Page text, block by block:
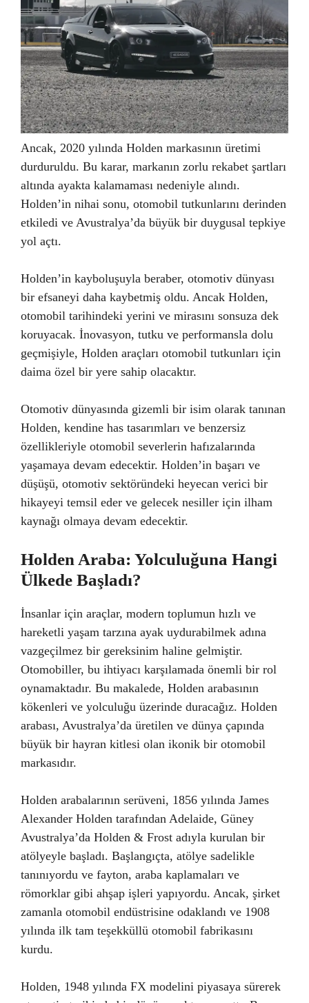
Ancak, 2020 yılında Holden markasının üretimi
durduruldu. Bu karar, markanın zorlu rekabet şartları
altında ayakta kalamaması nedeniyle alındı.
Holden’in nihai sonu, otomobil tutkunlarını derinden
etkiledi ve Avustralya’da büyük bir duygusal tepkiye
yol açtı.
Holden’in kayboluşuyla beraber, otomotiv dünyası
bir efsaneyi daha kaybetmiş oldu. Ancak Holden,
otomobil tarihindeki yerini ve mirasını sonsuza dek
koruyacak. İnovasyon, tutku ve performansla dolu
geçmişiyle, Holden araçları otomobil tutkunları için
daima özel bir yere sahip olacaktır.
Otomotiv dünyasında gizemli bir isim olarak tanınan
Holden, kendine has tasarımları ve benzersiz
özellikleriyle otomobil severlerin hafızalarında
yaşamaya devam edecektir. Holden’in başarı ve
düşüşü, otomotiv sektöründeki heyecan verici bir
hikayeyi temsil eder ve gelecek nesiller için ilham
kaynağı olmaya devam edecektir.
Holden Araba: Yolculuğuna Hangi
Ülkede Başladı?
İnsanlar için araçlar, modern toplumun hızlı ve
hareketli yaşam tarzına ayak uydurabilmek adına
vazgeçilmez bir gereksinim haline gelmiştir.
Otomobiller, bu ihtiyacı karşılamada önemli bir rol
oynamaktadır. Bu makalede, Holden arabasının
kökenleri ve yolculuğu üzerinde duracağız. Holden
arabası, Avustralya’da üretilen ve dünya çapında
büyük bir hayran kitlesi olan ikonik bir otomobil
markasıdır.
Holden arabalarının serüveni, 1856 yılında James
Alexander Holden tarafından Adelaide, Güney
Avustralya’da Holden & Frost adıyla kurulan bir
atölyeyle başladı. Başlangıçta, atölye sadelikle
tanınıyordu ve fayton, araba kaplamaları ve
römorklar gibi ahşap işleri yapıyordu. Ancak, şirket
zamanla otomobil endüstrisine odaklandı ve 1908
yılında ilk tam teşekküllü otomobil fabrikasını
kurdu.
Holden, 1948 yılında FX modelini piyasaya sürerek